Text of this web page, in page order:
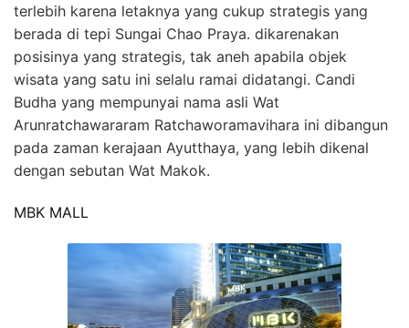
terlebih karena letaknya yang cukup strategis yang
berada di tepi Sungai Chao Praya. dikarenakan
posisinya yang strategis, tak aneh apabila objek
wisata yang satu ini selalu ramai didatangi. Candi
Budha yang mempunyai nama asli Wat
Arunratchawararam Ratchaworamavihara ini dibangun
pada zaman kerajaan Ayutthaya, yang lebih dikenal
dengan sebutan Wat Makok.
MBK MALL